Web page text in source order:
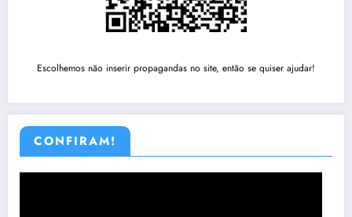
Escolhemos não inserir propagandas no site, então se quiser ajudar!
CONFIRAM!